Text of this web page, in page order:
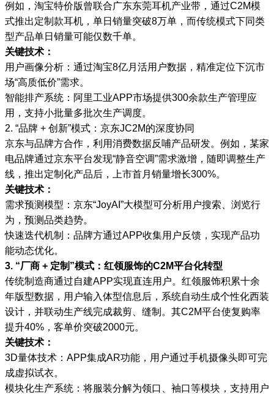
例如，淘宝特价版曾联合广东东莞耳机产业带，通过C2M模
式推出定制款耳机，单日销量突破8万单，而传统模式下同类
型产品单日销量可能仅数千单。
关键技术：
用户画像分析：通过淘宝8亿月活用户数据，精准定位下沉市
场“高质低价”需求。
智能排产系统：阿里工业APP市场提供300余款生产管理应
用，支持小批量多批次生产调度。
2. “品牌 + 创新”模式：京东JC2M的深度协同
京东与品牌方合作，利用消费数据反哺产品研发。例如，某家
电品牌通过京东平台发现“静音空调”需求激增，随即调整生产
线，推出定制化产品后，上市首月销量增长300%。
关键技术：
需求预测模型：京东“JoyAI”大模型可分析用户搜索、浏览行
为，预测品类趋势。
快速迭代机制：品牌方通过APP收集用户反馈，实现产品功
能动态优化。
3. “厂商 + 定制”模式：红领服饰的C2M平台化转型
传统制造商通过自建APP实现直连用户。红领服饰积累十余
年版型数据，用户输入体型信息后，系统自动生成个性化西装
设计，并联动生产线完成裁剪、缝制。其C2M平台使复购率
提升40%，客单价突破2000元。
关键技术：
3D量体技术：APP集成AR功能，用户通过手机摄像头即可完
成虚拟试衣。
模块化生产系统：将服装分解为领口、袖口等模块，支持用户